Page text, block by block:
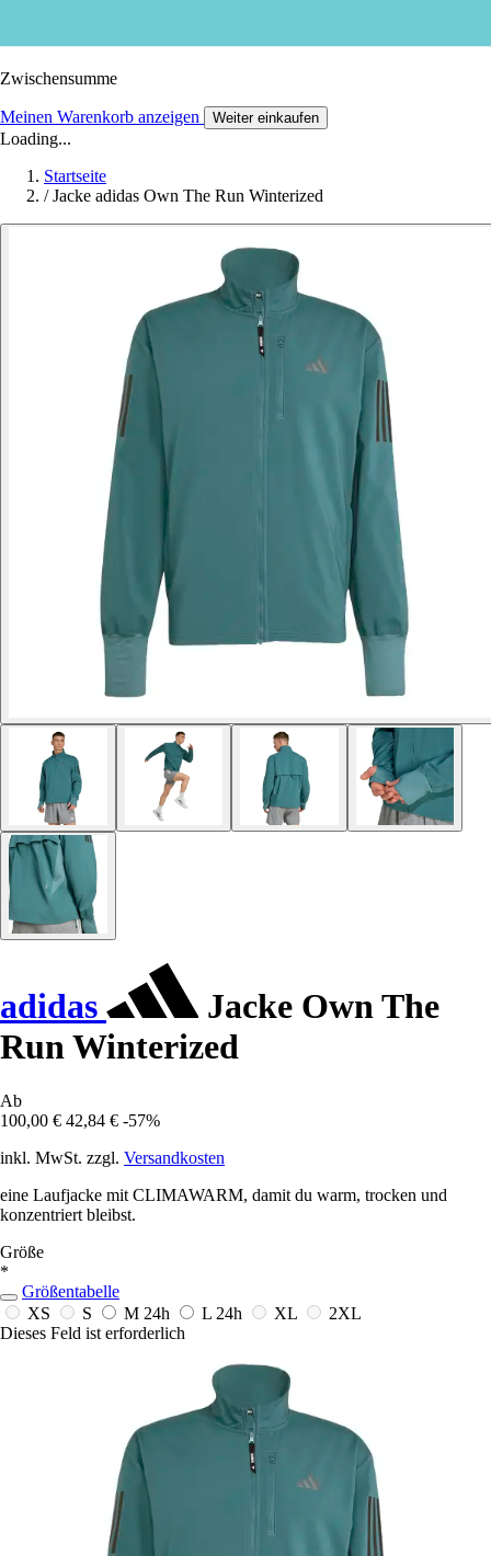
Zwischensumme
Meinen Warenkorb anzeigen Weiter einkaufen
Loading...
Startseite
/ Jacke adidas Own The Run Winterized
adidas
Jacke Own The
Run Winterized
Ab
100,00 € 42,84 € -57%
inkl. MwSt. zzgl. Versandkosten
eine Laufjacke mit CLIMAWARM, damit du warm, trocken und
konzentriert bleibst.
Größe
*
Größentabelle
XS
S M 24h L 24h XL
2XL
Dieses Feld ist erforderlich